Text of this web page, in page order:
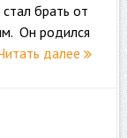
брать от
Он родился
далее